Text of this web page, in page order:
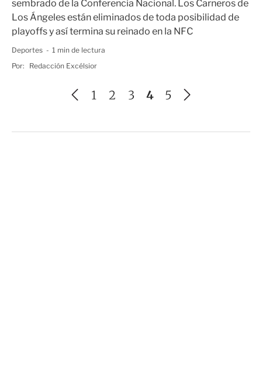
sembrado de la Conferencia Nacional. Los Carneros de
Los Ángeles están eliminados de toda posibilidad de
playoffs y así termina su reinado en la NFC
Deportes
1 min de lectura
Por:
Redacción Excélsior
1 2 3 4 5